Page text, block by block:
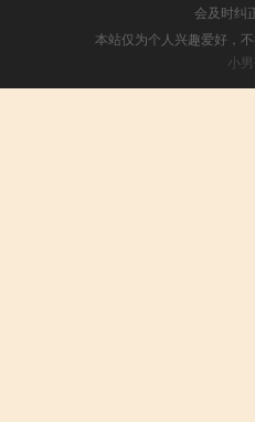
会及时纠
本站仅为个人兴趣爱好，
小